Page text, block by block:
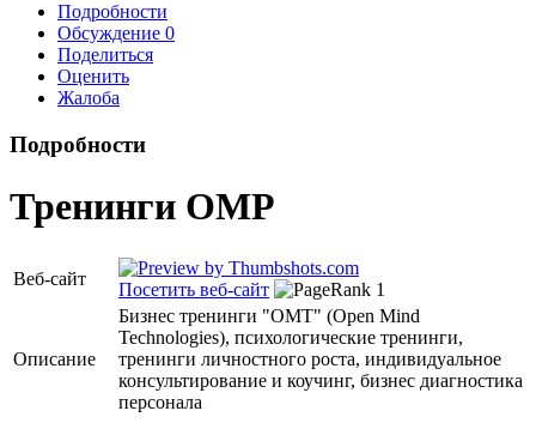
Подробности
Обсуждение 0
Поделиться
Оценить
Жалоба
Подробности
Тренинги OMP
Веб-сайт
Посетить веб-сайт
Описание
Бизнес тренинги "ОМТ" (Open Mind
Technologies), психологические тренинги,
тренинги личностного роста, индивидуальное
консультирование и коучинг, бизнес диагностика
персонала